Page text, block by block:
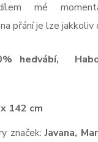
mé
přání je lze jakkoliv
hedvábí,
142 cm
značek:Javana,